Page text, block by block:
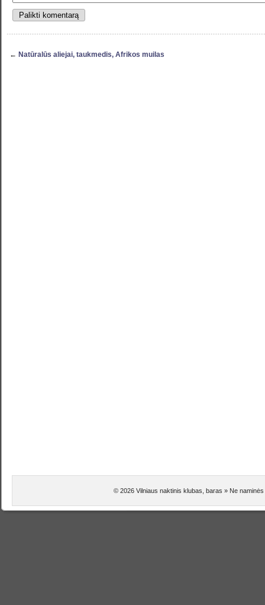
← Natūralūs aliejai, taukmedis, Afrikos muilas
© 2026 Vilniaus naktinis klubas, baras » Ne